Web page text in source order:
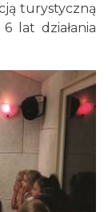
turystyczną
lat działania